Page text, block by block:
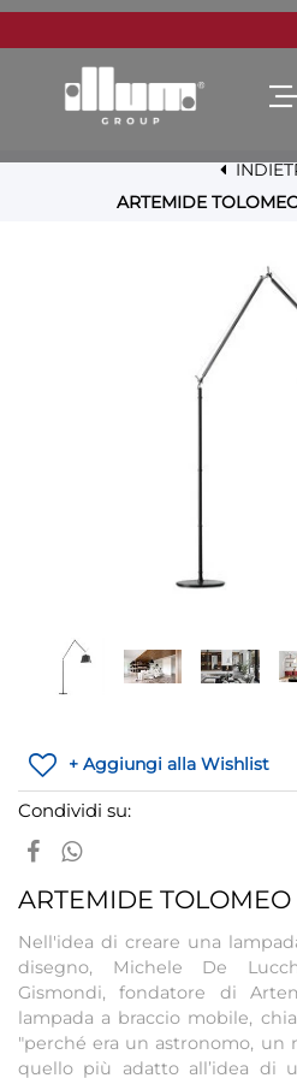
ARTEMIDE
+ Aggiungi alla Wishlist
Condividi su:
ARTEMIDE
Nell'idea di creare una
disegno, Michele De
Gismondi, fondatore di
lampada a braccio mobile,
"perché era un astronomo, un
quello più adatto all’idea di